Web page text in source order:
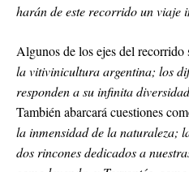
harán de este recorrido un viaje
Algunos de los ejes del recorrido
la vitivinicultura argentina; los
responden a su infinita
También abarcará cuestiones
la inmensidad de la naturaleza;
dos rincones dedicados a